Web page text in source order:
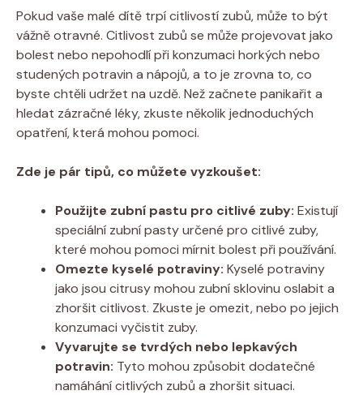
Pokud vaše malé dítě trpí citlivostí zubů, může to být
vážně otravné. Citlivost zubů se může projevovat jako
bolest nebo nepohodlí při konzumaci horkých nebo
studených potravin a nápojů, a to je zrovna to, co
byste chtěli udržet na uzdě. Než začnete panikařit a
hledat zázračné léky, zkuste několik jednoduchých
opatření, která mohou pomoci.
Zde je pár tipů, co můžete vyzkoušet:
Použijte zubní pastu pro citlivé zuby: Existují
speciální zubní pasty určené pro citlivé zuby,
které mohou pomoci mírnit bolest při používání.
Omezte kyselé potraviny: Kyselé potraviny
jako jsou citrusy mohou zubní sklovinu oslabit a
zhoršit citlivost. Zkuste je omezit, nebo po jejich
konzumaci vyčistit zuby.
Vyvarujte se tvrdých nebo lepkavých
potravin: Tyto mohou způsobit dodatečné
namáhání citlivých zubů a zhoršit situaci.